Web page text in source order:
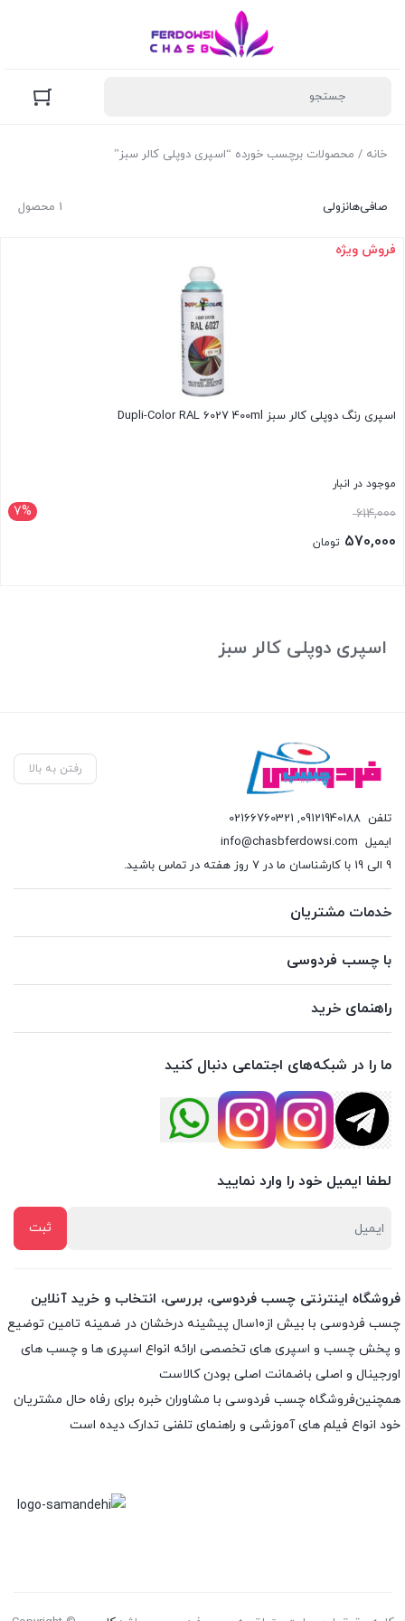
خانه / محصولات برچسب خورده “اسپری دوپلی کالر سبز”
1 محصول صافی‌هانزولی
فروش ویژه
اسپری رنگ دوپلی کالر سبز Dupli-Color RAL 6027 400ml
موجود در انبار
7% 614,000قیمت
اصلی:570,000 تومان
اسپری دوپلی کالر سبز
رفتن به بالا
تلفن 09121940188
,
02166760321
ایمیل info@chasbferdowsi.com
9 الی 19 با کارشناسان ما در 7 روز هفته در تماس باشید.
خدمات مشتریان
با چسب فردوسی
راهنمای خرید
ما را در شبکه‌های اجتماعی دنبال کنید
لطفا ایمیل خود را وارد نمایید
فروشگاه اینترنتی چسب فردوسی، بررسی، انتخاب و خرید آنلاین
چسب فردوسی با بیش از۱۰سال پیشینه درخشان در ضمینه تامین توضیع
و پخش چسب و اسپری های تخصصی ارائه انواع اسپری ها و چسب های
اورجینال و اصلی باضمانت اصلی بودن کالاست
همچنین‌فروشگاه چسب فردوسی با مشاوران خبره برای رفاه حال مشتریان
خود انواع فیلم های آموزشی و راهنمای تلفنی تدارک دیده است